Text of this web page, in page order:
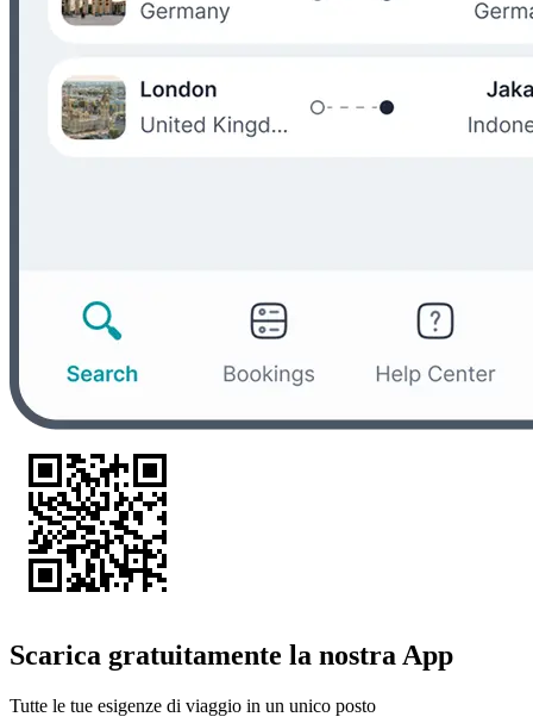
Scarica gratuitamente la nostra App
Tutte le tue esigenze di viaggio in un unico posto